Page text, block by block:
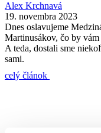
Alex Krchnavá
19. novembra 2023
Dnes oslavujeme
Martinusákov, čo by
A teda, dostali sme
sami.
celý článok